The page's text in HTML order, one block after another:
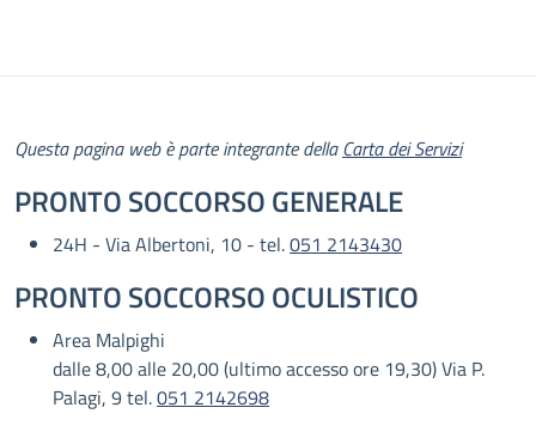
Descrizione
Questa pagina web è parte integrante dellaCarta dei Servizi
PRONTO SOCCORSO GENERALE
24H - Via Albertoni, 10 - tel.051 2143430
PRONTO SOCCORSO OCULISTICO
Area Malpighi
dalle 8,00 alle 20,00 (ultimo accesso ore 19,30) Via P.
Palagi, 9 tel.051 2142698